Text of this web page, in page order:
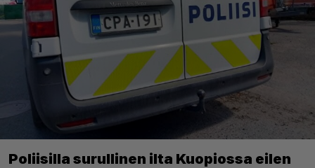
Poliisilla surullinen ilta Kuopiossa eilen